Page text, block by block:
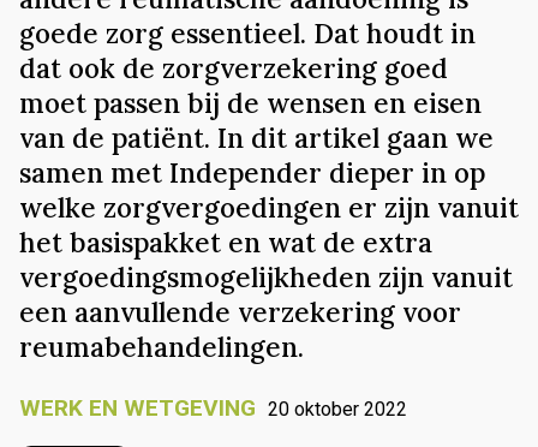
goede zorg essentieel. Dat houdt in
dat ook de zorgverzekering goed
moet passen bij de wensen en eisen
van de patiënt. In dit artikel gaan we
samen met Independer dieper in op
welke zorgvergoedingen er zijn vanuit
het basispakket en wat de extra
vergoedingsmogelijkheden zijn vanuit
een aanvullende verzekering voor
reumabehandelingen.
WERK EN WETGEVING 20 oktober 2022